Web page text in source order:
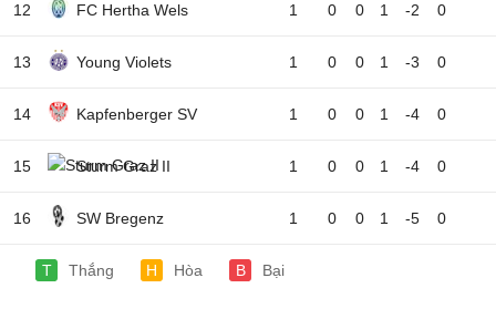
12 FC Hertha Wels 1 0 0 1 -2 0
13 Young Violets 1 0 0 1 -3 0
14 Kapfenberger SV 1 0 0 1 -4 0
15 Sturm Graz II 1 0 0 1 -4 0
16 SW Bregenz 1 0 0 1 -5 0
T Thắng H Hòa B Bại